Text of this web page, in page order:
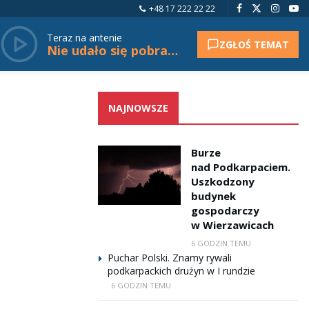
+48 17 222 22 22
Teraz na antenie
Nie udało się pobrać tytułu. ZGŁOŚ TEMAT
NAJNOWSZE
Burze
nad Podkarpaciem.
Uszkodzony
budynek
gospodarczy
w Wierzawicach
6 GODZIN TEMU
Puchar Polski. Znamy rywali
podkarpackich drużyn w I rundzie
6 GODZIN TEMU